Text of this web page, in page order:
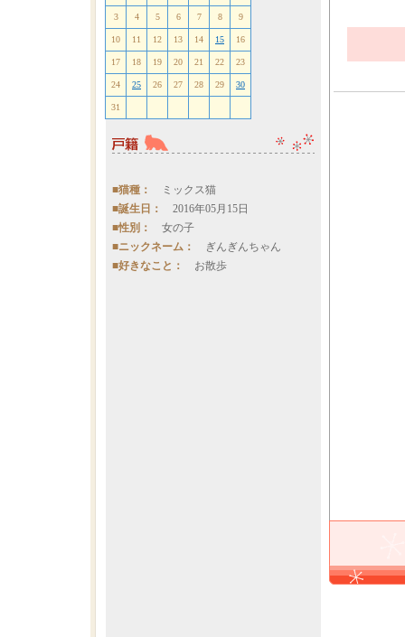
3 4 5 6 7 8 9
10 11 12 13 14 15 16
17 18 19 20 21 22 23
24 25 26 27 28 29 30
31
■猫種：
ミックス猫
■誕生日： 2016年05月15日
■性別： 女の子
■ニックネーム：
ぎんぎんちゃん
■好きなこと： お散歩